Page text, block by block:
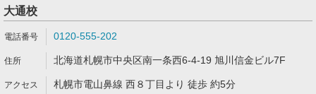
大通校
0120-555-202
北海道札幌市中央区南一条西6-4-19 旭川信金ビル7F
札幌市電山鼻線 西８丁目より 徒歩 約5分